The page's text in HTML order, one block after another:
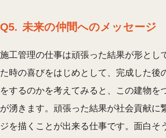
Q5. 未来の仲間へのメッセージ
施工管理の仕事は頑張った結果が形とし
た時の喜びをはじめとして、完成した後
をするのかを考えてみると、この建物を
が湧きます。頑張った結果が社会貢献に
ジを描くことが出来る仕事です。面白そ